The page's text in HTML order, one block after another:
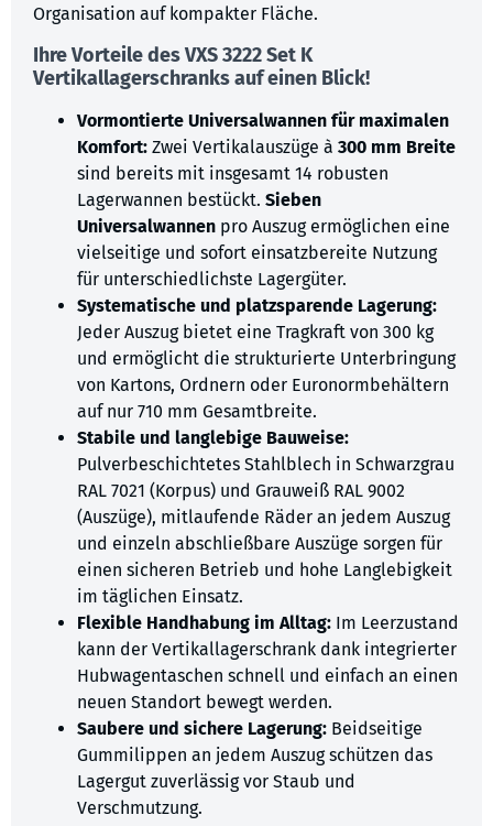
Organisation auf kompakter Fläche.
Ihre Vorteile des VXS 3222 Set K
Vertikallagerschranks auf einen Blick!
Vormontierte Universalwannen für maximalen
Komfort: Zwei Vertikalauszüge à 300 mm Breite
sind bereits mit insgesamt 14 robusten
Lagerwannen bestückt. Sieben
Universalwannen pro Auszug ermöglichen eine
vielseitige und sofort einsatzbereite Nutzung
für unterschiedlichste Lagergüter.
Systematische und platzsparende Lagerung:
Jeder Auszug bietet eine Tragkraft von 300 kg
und ermöglicht die strukturierte Unterbringung
von Kartons, Ordnern oder Euronormbehältern
auf nur 710 mm Gesamtbreite.
Stabile und langlebige Bauweise:
Pulverbeschichtetes Stahlblech in Schwarzgrau
RAL 7021 (Korpus) und Grauweiß RAL 9002
(Auszüge), mitlaufende Räder an jedem Auszug
und einzeln abschließbare Auszüge sorgen für
einen sicheren Betrieb und hohe Langlebigkeit
im täglichen Einsatz.
Flexible Handhabung im Alltag: Im Leerzustand
kann der Vertikallagerschrank dank integrierter
Hubwagentaschen schnell und einfach an einen
neuen Standort bewegt werden.
Saubere und sichere Lagerung: Beidseitige
Gummilippen an jedem Auszug schützen das
Lagergut zuverlässig vor Staub und
Verschmutzung.